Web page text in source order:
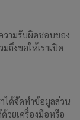
ามรับผิดชอบของ
ถึงขอให้เราเปิด
ด้จัดทำข้อมูลส่วน
วยเครื่องมือหรือ